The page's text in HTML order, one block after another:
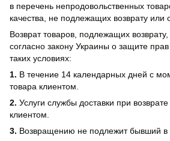
в перечень непродовольственных
качества, не подлежащих возврату или
Возврат товаров, подлежащих
согласно закону Украины о защите
таких условиях:
1. В течение 14 календарных дней с
товара клиентом.
2. Услуги службы доставки при
клиентом.
3. Возвращению не подлежит бывший в